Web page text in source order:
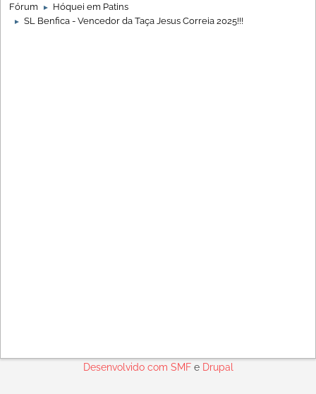
Fórum ► Hóquei em Patins
► SL Benfica - Vencedor da Taça Jesus Correia 2025!!!
Desenvolvido com SMFe Drupal